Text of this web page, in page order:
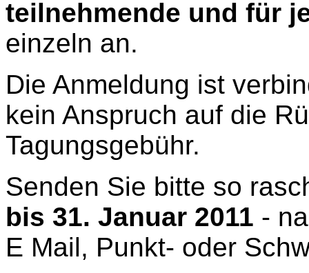
teilnehmende und für
einzeln an.
Die Anmeldung ist
kein Anspruch auf die
Tagungsgebühr.
Senden Sie bitte so
bis 31. Januar 2011 -
E Mail, Punkt- oder